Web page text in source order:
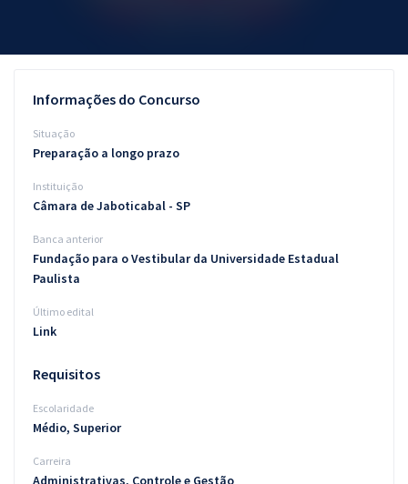
Questões grátis
Blog
Aprovados
Informações do Concurso
Situação
Preparação a longo prazo
Instituição
Câmara de Jaboticabal - SP
Banca anterior
Fundação para o Vestibular da Universidade Estadual
Paulista
Último edital
Link
Requisitos
Escolaridade
Médio, Superior
Carreira
Administrativas, Controle e Gestão